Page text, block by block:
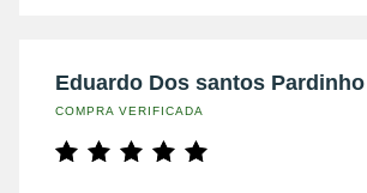
Eduardo Dos santos Pardinho
COMPRA VERIFICADA